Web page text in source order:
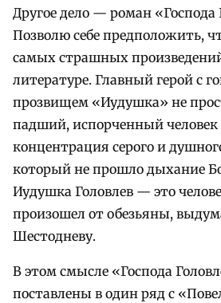
Другое дело — роман «Господа
Позволю себе предположить,
самых страшных
литературе. Главный герой с
прозвищем «Иудушка» не
падший, испорченный
концентрация серого и
который не прошло дыхание
Иудушка Головлев — это
произошел от обезьяны,
Шестодневу.
В этом смысле «Господа
поставлены в один ряд с